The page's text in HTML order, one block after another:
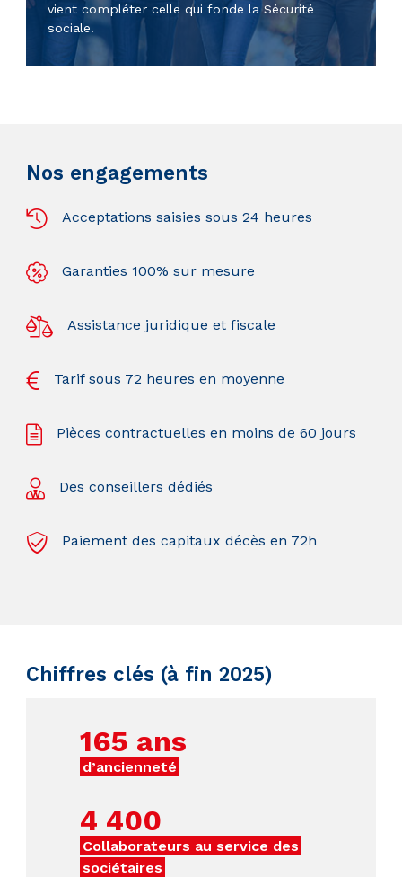
vient compléter celle qui fonde la Sécurité
sociale.
Nos engagements
Acceptations saisies sous 24 heures
Garanties 100% sur mesure
Assistance juridique et fiscale
Tarif sous 72 heures en moyenne
Pièces contractuelles en moins de 60 jours
Des conseillers dédiés
Paiement des capitaux décès en 72h
Chiffres clés (à fin 2025)
165 ans
d’ancienneté
4 400
Collaborateurs au service des
sociétaires